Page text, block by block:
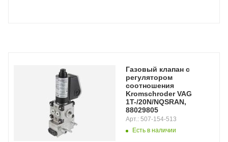
Газовый клапан с
регулятором
соотношения
Kromschroder VAG
1T-/20N/NQSRAN,
88029805
Есть в наличии
Арт.: 507-154-513